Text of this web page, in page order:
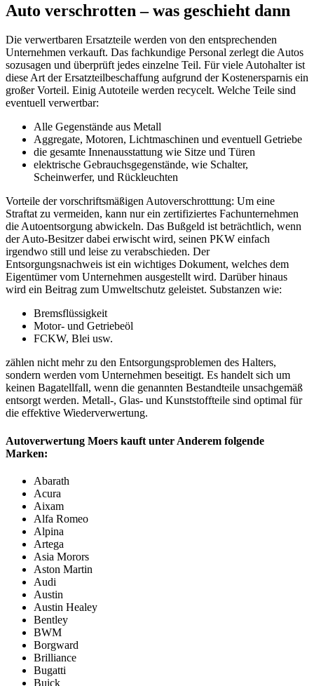
Auto verschrotten – was geschieht dann
Die verwertbaren Ersatzteile werden von den entsprechenden
Unternehmen verkauft. Das fachkundige Personal zerlegt die Autos
sozusagen und überprüft jedes einzelne Teil. Für viele Autohalter ist
diese Art der Ersatzteilbeschaffung aufgrund der Kostenersparnis ein
großer Vorteil. Einig Autoteile werden recycelt. Welche Teile sind
eventuell verwertbar:
Alle Gegenstände aus Metall
Aggregate, Motoren, Lichtmaschinen und eventuell Getriebe
die gesamte Innenausstattung wie Sitze und Türen
elektrische Gebrauchsgegenstände, wie Schalter,
Scheinwerfer, und Rückleuchten
Vorteile der vorschriftsmäßigen Autoverschrotttung: Um eine
Straftat zu vermeiden, kann nur ein zertifiziertes Fachunternehmen
die Autoentsorgung abwickeln. Das Bußgeld ist beträchtlich, wenn
der Auto-Besitzer dabei erwischt wird, seinen PKW einfach
irgendwo still und leise zu verabschieden. Der
Entsorgungsnachweis ist ein wichtiges Dokument, welches dem
Eigentümer vom Unternehmen ausgestellt wird. Darüber hinaus
wird ein Beitrag zum Umweltschutz geleistet. Substanzen wie:
Bremsflüssigkeit
Motor- und Getriebeöl
FCKW, Blei usw.
zählen nicht mehr zu den Entsorgungsproblemen des Halters,
sondern werden vom Unternehmen beseitigt. Es handelt sich um
keinen Bagatellfall, wenn die genannten Bestandteile unsachgemäß
entsorgt werden. Metall-, Glas- und Kunststoffteile sind optimal für
die effektive Wiederverwertung.
Autoverwertung Moers kauft unter Anderem folgende
Marken:
Abarath
Acura
Aixam
Alfa Romeo
Alpina
Artega
Asia Morors
Aston Martin
Audi
Austin
Austin Healey
Bentley
BWM
Borgward
Brilliance
Bugatti
Buick